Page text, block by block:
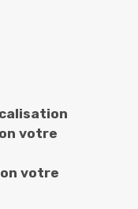
votre
votre